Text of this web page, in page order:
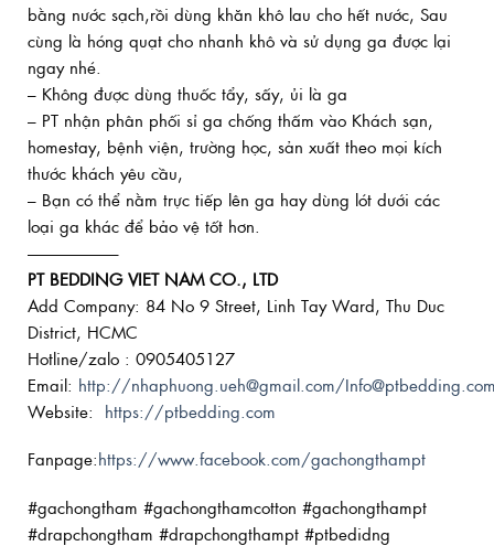
bằng nước sạch,rồi dùng khăn khô lau cho hết nước, Sau
cùng là hóng quạt cho nhanh khô và sử dụng ga được lại
ngay nhé.
– Không được dùng thuốc tẩy, sấy, ủi là ga
– PT nhận phân phối sỉ ga chống thấm vào Khách sạn,
homestay, bệnh viện, trường học, sản xuất theo mọi kích
thước khách yêu cầu,
– Bạn có thể nằm trực tiếp lên ga hay dùng lót dưới các
loại ga khác để bảo vệ tốt hơn.
—————–
PT BEDDING VIET NAM CO., LTD
Add Company: 84 No 9 Street, Linh Tay Ward, Thu Duc
District, HCMC
Hotline/zalo : 0905405127
Email: http://nhaphuong.ueh@gmail.com/
Website: https://ptbedding.com
Fanpage:https://www.facebook.com/gachongthampt
#gachongtham #gachongthamcotton #gachongthampt
#drapchongtham #drapchongthampt #ptbedidng